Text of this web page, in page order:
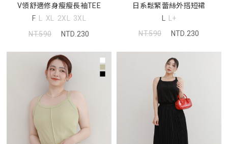
V領舒適修身瘦瘦長袖TEE
F L XL 2XL 3XL
NT.590
NTD.230
日系鬆緊蕾絲外搭短裙
L L+
NT.590
NTD.230